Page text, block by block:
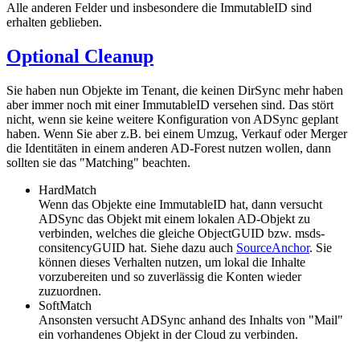
Alle anderen Felder und insbesondere die ImmutableID sind
erhalten geblieben.
Optional Cleanup
Sie haben nun Objekte im Tenant, die keinen DirSync mehr haben
aber immer noch mit einer ImmutableID versehen sind. Das stört
nicht, wenn sie keine weitere Konfiguration von ADSync geplant
haben. Wenn Sie aber z.B. bei einem Umzug, Verkauf oder Merger
die Identitäten in einem anderen AD-Forest nutzen wollen, dann
sollten sie das "Matching" beachten.
HardMatch
Wenn das Objekte eine ImmutableID hat, dann versucht
ADSync das Objekt mit einem lokalen AD-Objekt zu
verbinden, welches die gleiche ObjectGUID bzw. msds-
consitencyGUID hat. Siehe dazu auch SourceAnchor. Sie
können dieses Verhalten nutzen, um lokal die Inhalte
vorzubereiten und so zuverlässig die Konten wieder
zuzuordnen.
SoftMatch
Ansonsten versucht ADSync anhand des Inhalts von "Mail"
ein vorhandenes Objekt in der Cloud zu verbinden.